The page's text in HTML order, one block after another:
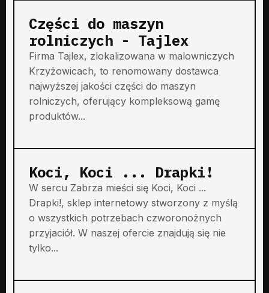
Części do maszyn
rolniczych - Tajlex
Firma Tajlex, zlokalizowana w malowniczych
Krzyżowicach, to renomowany dostawca
najwyższej jakości części do maszyn
rolniczych, oferujący kompleksową gamę
produktów...
Koci, Koci ... Drapki!
W sercu Zabrza mieści się Koci, Koci ...
Drapki!, sklep internetowy stworzony z myślą
o wszystkich potrzebach czworonożnych
przyjaciół. W naszej ofercie znajdują się nie
tylko...